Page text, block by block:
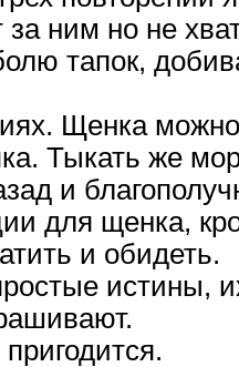
ним но не
тапок,
Щенка
Тыкать же
и
для щенка,
и обидеть.
истины,